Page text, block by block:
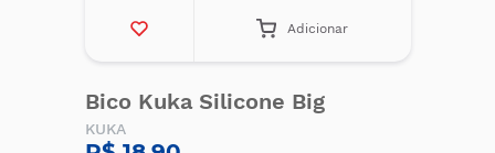
Adicionar
Bico Kuka Silicone Big
KUKA